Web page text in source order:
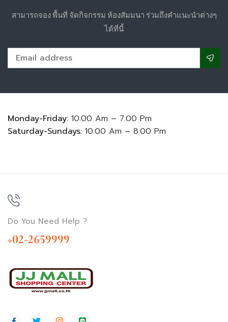
สามารถจอง พื้นที่ จัดกิจกรรม ห้องสัมมนา ร่วมถึงคำแนะนำต่างๆ
ได้ที่นี้
Monday-Friday: 10:00 Am – 7:00 Pm
Saturday-Sundays: 10:00 Am – 8:00 Pm
Do You Need Help ?
+02-2659999